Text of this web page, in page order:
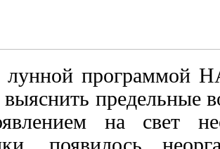
лунной программой
предельные
на свет